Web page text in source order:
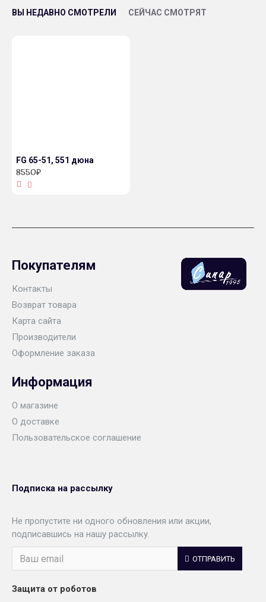
ВЫ НЕДАВНО СМОТРЕЛИ СЕЙЧАС СМОТРЯТ
FG 65-51, 551 дюна
8550₽
Покупателям
Контакты
Возврат товара
Карта сайта
Производители
Оформление заказа
Информация
О магазине
О доставке
Пользовательское соглашение
Подписка на рассылку
Не пропустите ни одного обновления или акции,
подписавшись на нашу рассылку.
ОТПРАВИТЬ
Защита от роботов